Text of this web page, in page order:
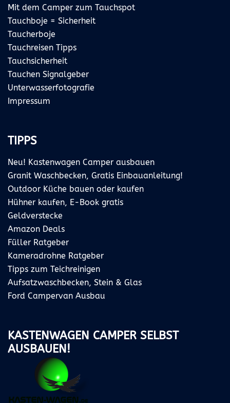
Mit dem Camper zum Tauchspot
Tauchboje = Sicherheit
Taucherboje
Tauchreisen Tipps
Tauchsicherheit
Tauchen Signalgeber
Unterwasserfotografie
Impressum
TIPPS
Neu! Kastenwagen Camper ausbauen
Granit Waschbecken, Gratis Einbauanleitung!
Outdoor Küche bauen oder kaufen
Hühner kaufen, E-Book gratis
Geldverstecke
Amazon Deals
Füller Ratgeber
Kameradrohne Ratgeber
Tipps zum Teichreinigen
Aufsatzwaschbecken, Stein & Glas
Ford Campervan Ausbau
KASTENWAGEN CAMPER SELBST
AUSBAUEN!